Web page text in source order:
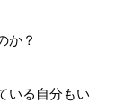
か？
いる自分もい